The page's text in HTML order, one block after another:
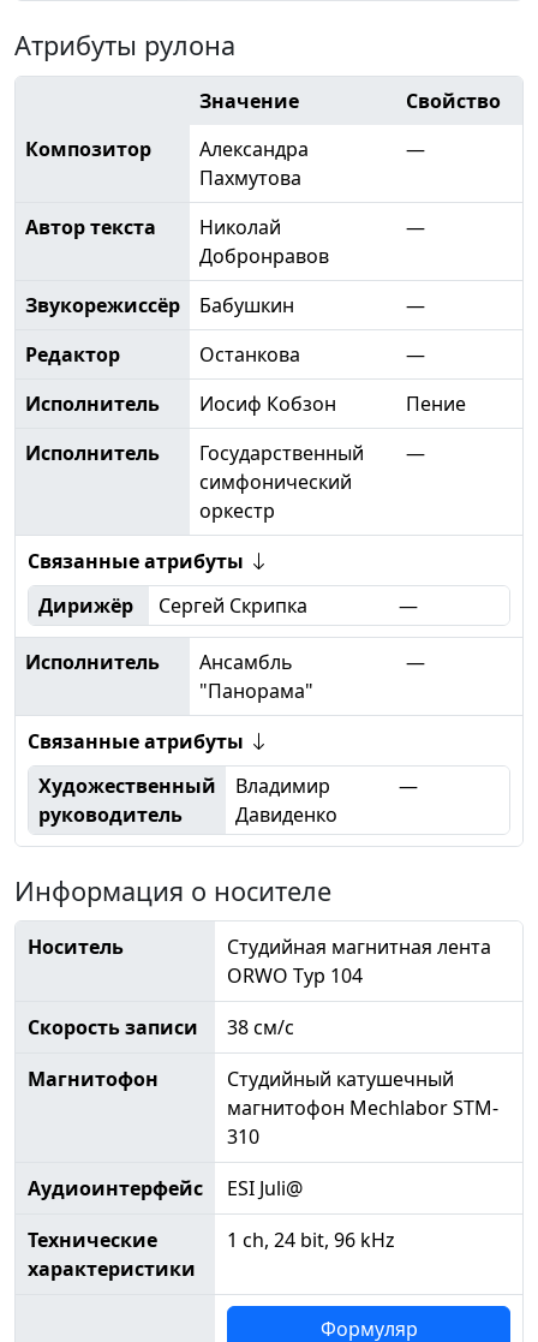
Атрибуты рулона
Значение
Свойство
Композитор
Александра
Пахмутова
—
Автор текста
Николай
Добронравов
—
Звукорежиссёр Бабушкин
—
Редактор
Останкова
—
Исполнитель
Иосиф Кобзон
Пение
Исполнитель
Государственный
симфонический
оркестр
—
Связанные атрибуты
Дирижёр
Сергей Скрипка —
Исполнитель
Ансамбль
"Панорама"
—
Связанные атрибуты
Художественный
руководитель
Владимир
Давиденко
—
Информация о носителе
Носитель
Студийная магнитная лента
ORWO Typ 104
Скорость записи
38 см/с
Магнитофон
Студийный катушечный
магнитофон Mechlabor STM-
310
Аудиоинтерфейс
ESI Juli@
Технические
характеристики
1 ch, 24 bit, 96 kHz
Формуляр